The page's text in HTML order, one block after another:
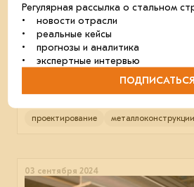
EVRAZ STEEL BUILDING
батарею для ЕВРАЗ НТМК
проектирование металлоконструкции
03 сентября 2024
Регулярная рассылка о стальном
• новости отрасли
• реальные кейсы
• прогнозы и аналитика
• экспертные интервью
ПОДПИСАТЬСЯ